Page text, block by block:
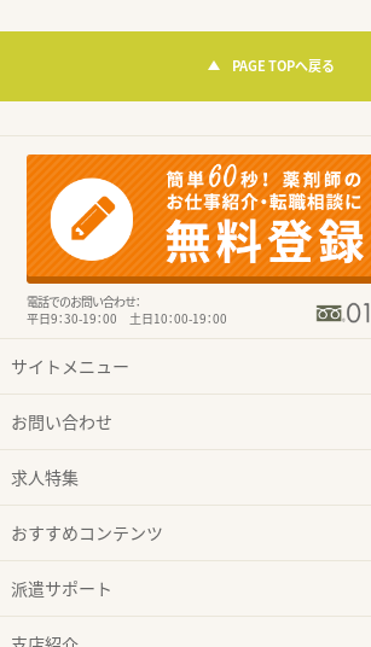
PAGE TOPへ戻る
電話でのお問い合わせ：
平日9：30-19：00 土日10：00-19：00
サイトメニュー
お問い合わせ
求人特集
おすすめコンテンツ
派遣サポート